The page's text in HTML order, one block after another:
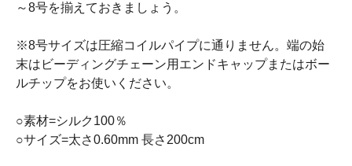
～8号を揃えておきましょう。
※8号サイズは圧縮コイルパイプに通りません。端の始
末はビーディングチェーン用エンドキャップまたはボー
ルチップをお使いください。
○素材=シルク100％
○サイズ=太さ0.60mm 長さ200cm